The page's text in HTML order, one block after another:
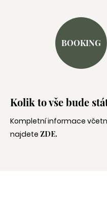
BOOKING
Kolik to vše bude
Kompletní informace
najdete ZDE.